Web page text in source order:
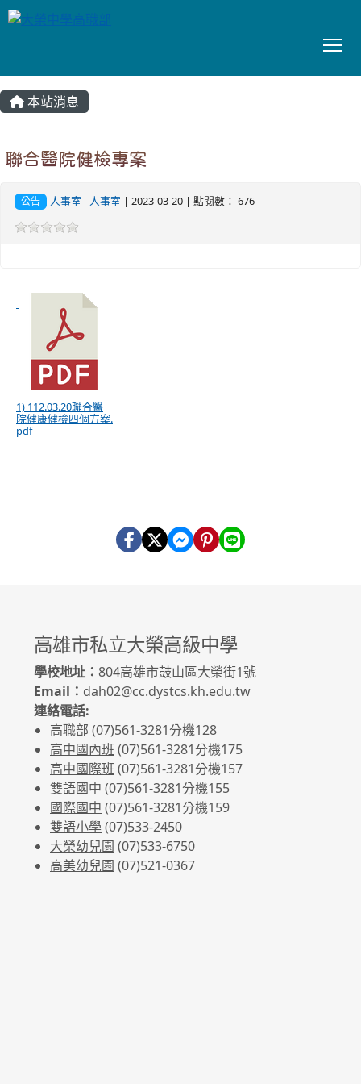
本站消息
聯合醫院健檢專案
公告 人事室 - 人事室 | 2023-03-20 | 點閱數： 676
1) 112.03.20聯合醫
院健康健檢四個方案.
pdf
高雄市私立大榮高級中學
學校地址： 804高雄市鼓山區大榮街1號
Email： dah02@cc.dystcs.kh.edu.tw
連絡電話:
高職部 (07)561-3281分機128
高中國內班 (07)561-3281分機175
高中國際班 (07)561-3281分機157
雙語國中 (07)561-3281分機155
國際國中 (07)561-3281分機159
雙語小學(07)533-2450
大榮幼兒園 (07)533-6750
高美幼兒園 (07)521-0367